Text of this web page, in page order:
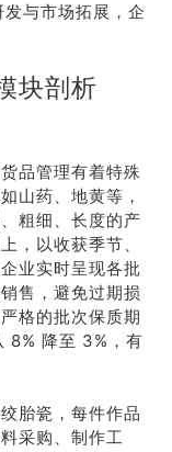
与市场拓展，企
块剖析
品管理有着特殊
山药、地黄等，
粗细、长度的产
，以收获季节、
业实时呈现各批
售，避免过期损
格的批次保质期
8% 降至 3%，有
胎瓷，每件作品
采购、制作工